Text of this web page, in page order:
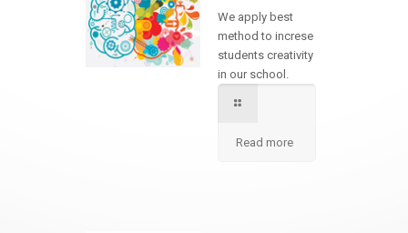
We apply best
method to increse
students creativity
in our school.
Read more